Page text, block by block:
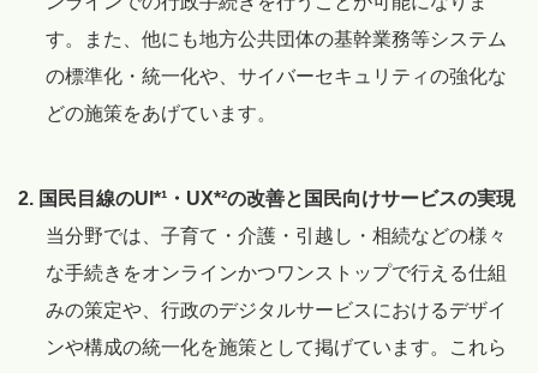
す。また、他にも地方公共団体の基幹業務等システム
の標準化・統一化や、サイバーセキュリティの強化な
どの施策をあげています。
2. 国民目線のUI*¹・UX*²の改善と国民向けサービスの実現
当分野では、子育て・介護・引越し・相続などの様々
な手続きをオンラインかつワンストップで行える仕組
みの策定や、行政のデジタルサービスにおけるデザイ
ンや構成の統一化を施策として掲げています。これら